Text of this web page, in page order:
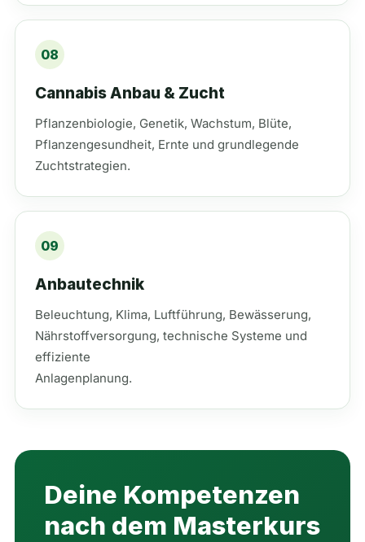
08
Cannabis Anbau & Zucht
Pflanzenbiologie, Genetik, Wachstum, Blüte,
Pflanzengesundheit, Ernte und grundlegende
Zuchtstrategien.
09
Anbautechnik
Beleuchtung, Klima, Luftführung, Bewässerung,
Nährstoffversorgung, technische Systeme und
effiziente
Anlagenplanung.
Deine Kompetenzen
nach dem Masterkurs